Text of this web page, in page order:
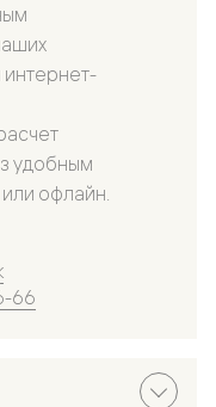
интернет-
удобным
офлайн.
66